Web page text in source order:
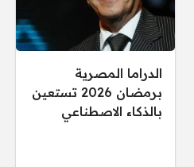
الدراما المصرية
برمضان 2026 تستعين
بالذكاء الاصطناعي